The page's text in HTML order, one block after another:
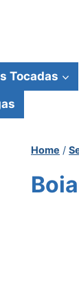
Tocadas
Home /